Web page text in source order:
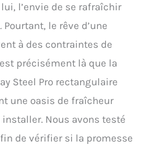
l’envie de se rafraîchir
le rêve d’une
à des contraintes de
précisément là que la
Steel Pro rectangulaire
une oasis de fraîcheur
Nous avons testé
de vérifier si la promesse